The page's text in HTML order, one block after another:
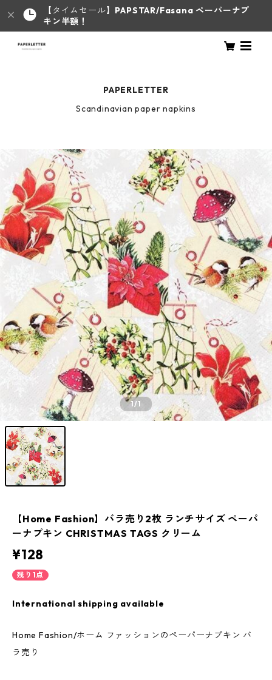
【タイムセール】 PAPSTAR/Fasana ペーパーナプ
キン半額！
PAPERLETTER
Scandinavian paper napkins
1/1
【Home Fashion】バラ売り2枚 ランチサイズ ペーパ
ーナプキン CHRISTMAS TAGS クリーム
¥128
残り1点
International shipping available
Home Fashion/ホーム ファッションのペーパーナプキン バ
ラ売り